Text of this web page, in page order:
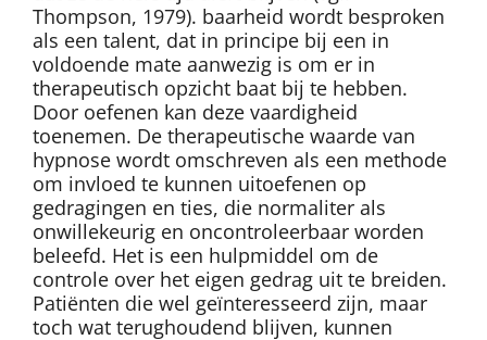
Thompson, 1979). baarheid wordt besproken
als een talent, dat in principe bij een in
voldoende mate aanwezig is om er in
therapeutisch opzicht baat bij te hebben.
Door oefenen kan deze vaardigheid
toenemen. De therapeutische waarde van
hypnose wordt omschreven als een methode
om invloed te kunnen uitoefenen op
gedragingen en ties, die normaliter als
onwillekeurig en oncontroleerbaar worden
beleefd. Het is een hulpmiddel om de
controle over het eigen gedrag uit te breiden.
Patiënten die wel geïnteresseerd zijn, maar
toch wat terughoudend blijven, kunnen